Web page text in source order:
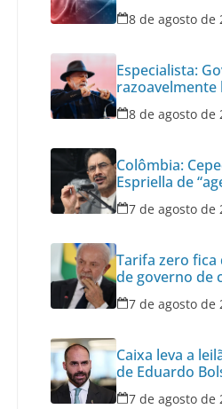
suficiente
8 de agosto de
Especialista:
razoavelmente
tensão
8 de agosto de
Colômbia:
Espriella de
interesses dos
7 de agosto de
Tarifa zero
de governo de
Lula
7 de agosto de
Caixa leva a
de Eduardo
7 de agosto de